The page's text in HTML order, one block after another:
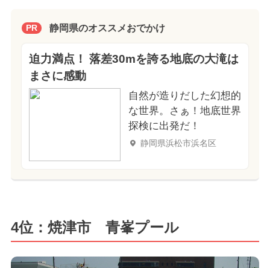
PR 静岡県のオススメおでかけ
迫力満点！ 落差30mを誇る地底の大滝は
まさに感動
自然が造りだした幻想的
な世界。さぁ！地底世界
探検に出発だ！
静岡県浜松市浜名区
4位：焼津市 青峯プール